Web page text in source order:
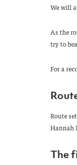
We will
As the
try to
For a
Route
Hannah
The